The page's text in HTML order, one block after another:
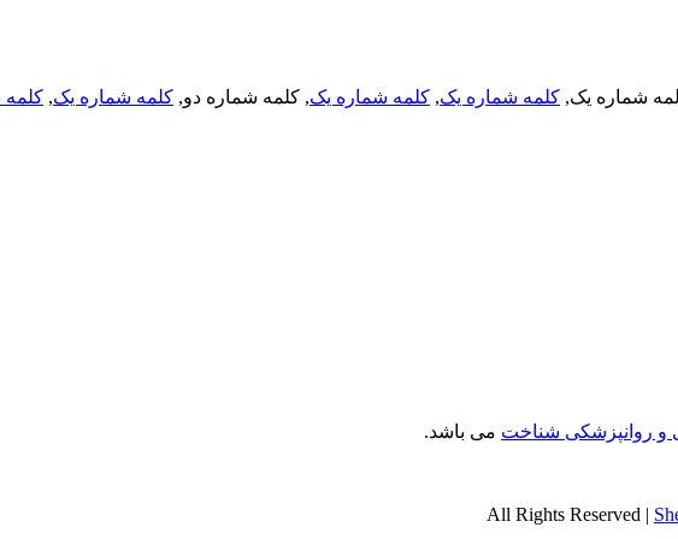
شماره یک, کلمه شماره یک, کلمه شماره یک, کلمه شماره دو, کلمه شماره یک, کلمه
و روانپزشکی شناخت می باشد.